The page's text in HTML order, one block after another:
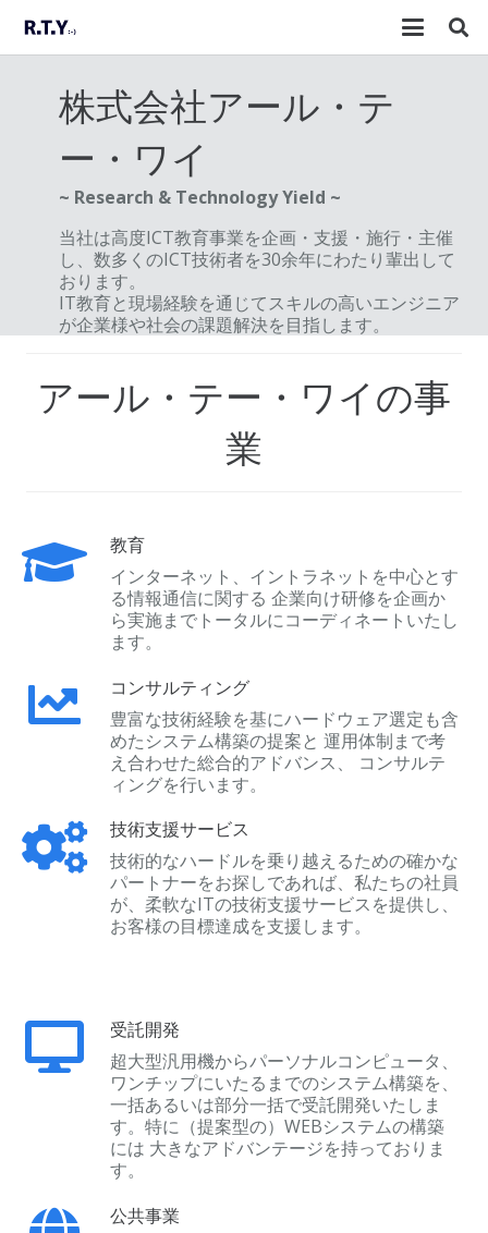
株式会社アール・テ
ー・ワイ
~ Research & Technology Yield ~
当社は高度ICT教育事業を企画・支援・施行・主催
し、数多くのICT技術者を30余年にわたり輩出して
おります。
IT教育と現場経験を通じてスキルの高いエンジニア
が企業様や社会の課題解決を目指します。
アール・テー・ワイの事
業
教育
インターネット、イントラネットを中心とす
る情報通信に関する 企業向け研修を企画か
ら実施までトータルにコーディネートいたし
ます。
コンサルティング
豊富な技術経験を基にハードウェア選定も含
めたシステム構築の提案と 運用体制まで考
え合わせた総合的アドバンス、 コンサルテ
ィングを行います。
技術支援サービス
技術的なハードルを乗り越えるための確かな
パートナーをお探しであれば、私たちの社員
が、柔軟なITの技術支援サービスを提供し、
お客様の目標達成を支援します。
受託開発
超大型汎用機からパーソナルコンピュータ、
ワンチップにいたるまでのシステム構築を、
一括あるいは部分一括で受託開発いたしま
す。特に（提案型の）WEBシステムの構築
には 大きなアドバンテージを持っておりま
す。
公共事業